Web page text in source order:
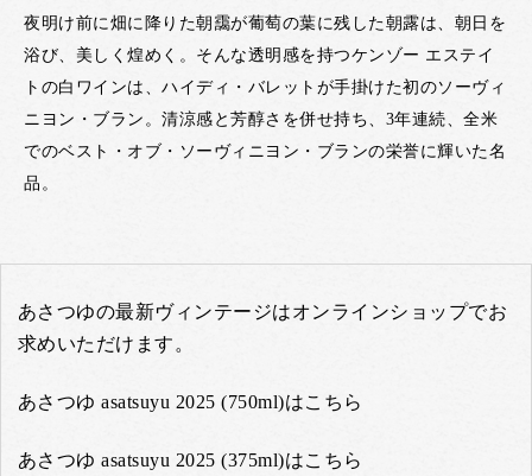
夜明け前に畑に降りた朝靄が葡萄の葉に残した朝露は、朝日を
浴び、美しく煌めく。そんな透明感を持つケンゾー エステイ
トの白ワインは、ハイディ・バレットが手掛けた初のソーヴィ
ニヨン・ブラン。清涼感と芳醇さを併せ持ち、3年連続、全米
でのベスト・オブ・ソーヴィニヨン・ブランの栄誉に輝いた名
品。
あさつゆの最新ヴィンテージはオンラインショップでお
求めいただけます。
あさつゆ asatsuyu 2025 (750ml)はこちら
あさつゆ asatsuyu 2025 (375ml)はこちら